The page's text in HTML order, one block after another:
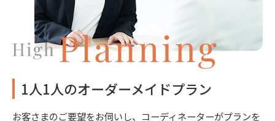
1人1人のオーダーメイドプラン
お客さまのご要望をお伺いし、コーディネーターがプランを